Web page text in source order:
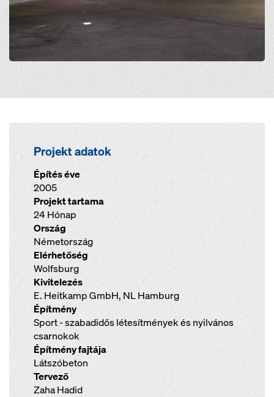
Projekt adatok
Építés éve
2005
Projekt tartama
24 Hónap
Ország
Németország
Elérhetőség
Wolfsburg
Kivitelezés
E. Heitkamp GmbH, NL Hamburg
Építmény
Sport - szabadidős létesítmények és nyilvános
csarnokok
Építmény fajtája
Látszóbeton
Tervező
Zaha Hadid